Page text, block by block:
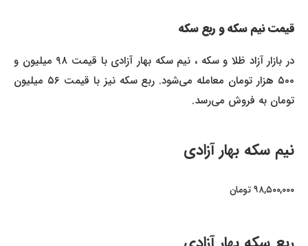
قیمت نیم سکه و ربع سکه
در بازار آزاد ظلا و سکه ، نیم سکه بهار آزادی با قیمت ۹۸ میلیون و
۵۰۰ هزار تومان معامله می‌شود. ربع سکه نیز با قیمت ۵۶ میلیون
تومان به فروش می‌رسد.
نیم سکه بهار آزادی
۹۸,۵۰۰,۰۰۰ تومان